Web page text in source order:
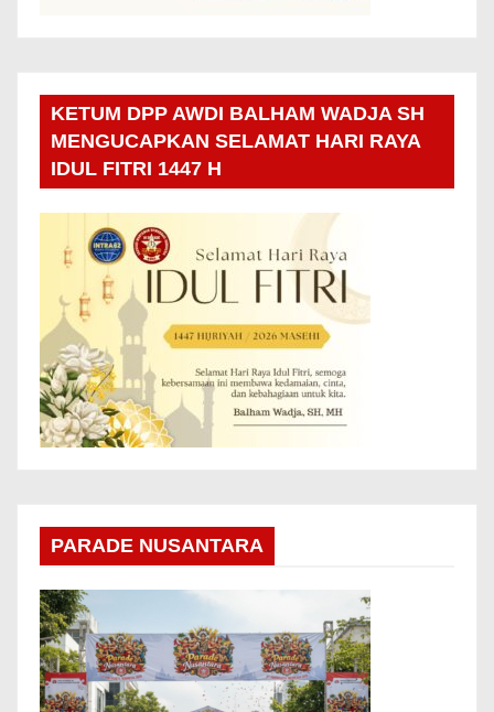
KETUM DPP AWDI BALHAM WADJA SH
MENGUCAPKAN SELAMAT HARI RAYA
IDUL FITRI 1447 H
PARADE NUSANTARA